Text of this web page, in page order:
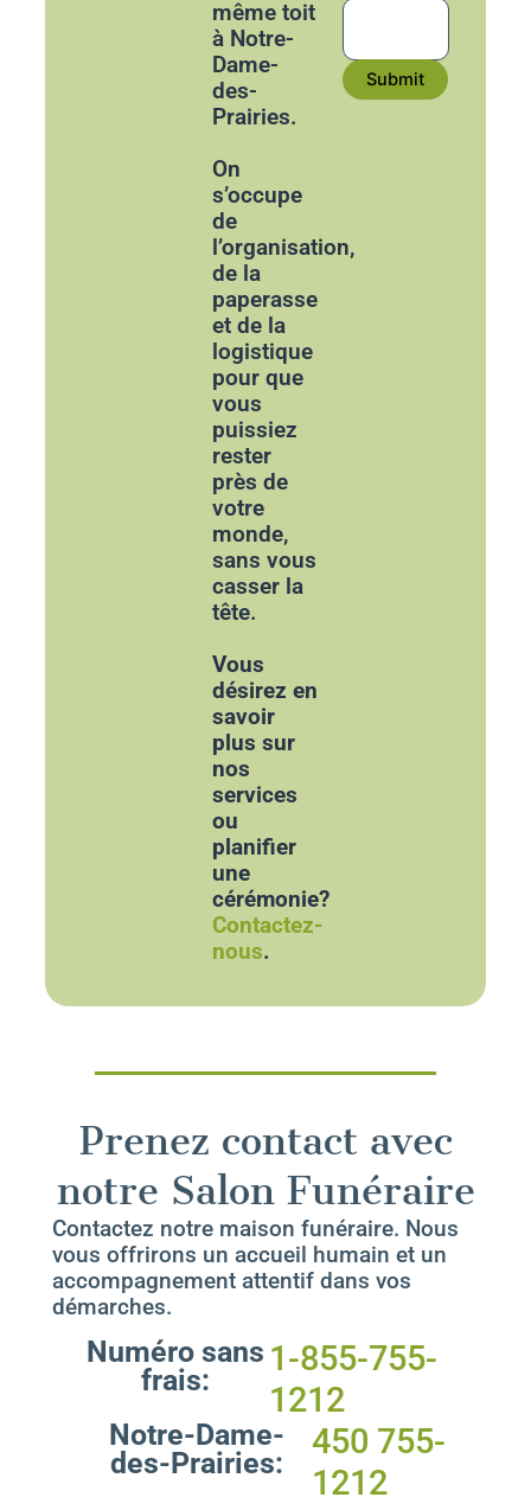
même toit
à Notre-
Dame-
des-
Prairies.
On
s’occupe
de
l’organisation,
de la
paperasse
et de la
logistique
pour que
vous
puissiez
rester
près de
votre
monde,
sans vous
casser la
tête.
Vous
désirez en
savoir
plus sur
nos
services
ou
planifier
une
cérémonie?
Contactez-
nous.
Submit
Prenez contact avec
notre Salon Funéraire
Contactez notre maison funéraire. Nous
vous offrirons un accueil humain et un
accompagnement attentif dans vos
démarches.
Numéro sans
frais:
1-855-755-
1212
Notre-Dame-
des-Prairies:
450 755-
1212